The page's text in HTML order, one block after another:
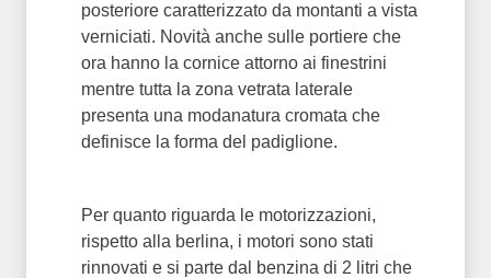
posteriore caratterizzato da montanti a vista
verniciati. Novità anche sulle portiere che
ora hanno la cornice attorno ai finestrini
mentre tutta la zona vetrata laterale
presenta una modanatura cromata che
definisce la forma del padiglione.
Per quanto riguarda le motorizzazioni,
rispetto alla berlina, i motori sono stati
rinnovati e si parte dal benzina di 2 litri che